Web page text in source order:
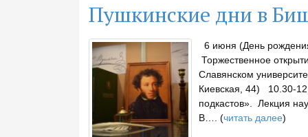
Пушкинские дни в
6 июня (День
Торжественное
Славянском
Киевская, 44) 10.30-
подкастов». Лекция
В…. (читать далее)